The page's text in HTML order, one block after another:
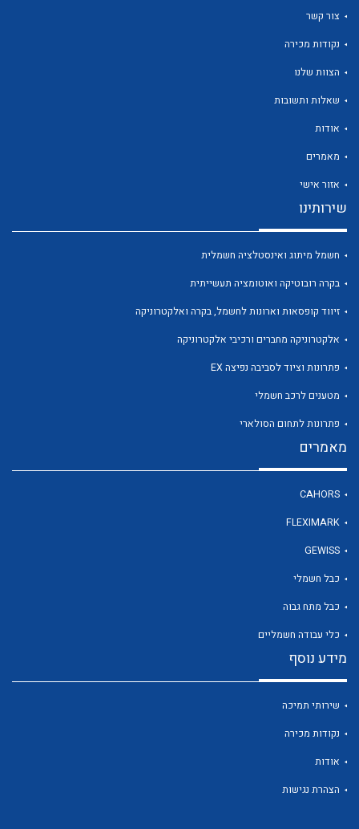
לכל מוצרי היצרן
לכל מוצרי היצרן
לכל מוצרי היצרן
לכל מוצרי היצרן
צור קשר
נקודות מכירה
הצוות שלנו
שאלות ותשובות
אודות
מאמרים
אזור אישי
שירותינו
חשמל מיתוג ואינסטלציה חשמלית
בקרה רובוטיקה ואוטומציה תעשייתית
זיווד קופסאות וארונות לחשמל, בקרה ואלקטרוניקה
אלקטרוניקה מחברים ורכיבי אלקטרוניקה
פתרונות וציוד לסביבה נפיצה EX
מטענים לרכב חשמלי
פתרונות לתחום הסולארי
מאמרים
CAHORS
FLEXIMARK
GEWISS
כבל חשמלי
כבל מתח גבוה
כלי עבודה חשמליים
מידע נוסף
שירותי תמיכה
נקודות מכירה
אודות
הצהרת נגישות